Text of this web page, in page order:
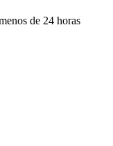
de 24 horas